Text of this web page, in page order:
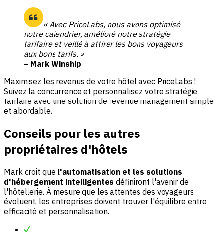
« Avec PriceLabs, nous avons optimisé
notre calendrier, amélioré notre stratégie
tarifaire et veillé à attirer les bons voyageurs
aux bons tarifs. »
– Mark Winship
Maximisez les revenus de votre hôtel avec PriceLabs !
Suivez la concurrence et personnalisez votre stratégie
tarifaire avec une solution de revenue management simple
et abordable.
Conseils pour les autres
propriétaires d'hôtels
Mark croit que l'automatisation et les solutions
d'hébergement intelligentes définiront l'avenir de
l'hôtellerie. À mesure que les attentes des voyageurs
évoluent, les entreprises doivent trouver l'équilibre entre
efficacité et personnalisation.